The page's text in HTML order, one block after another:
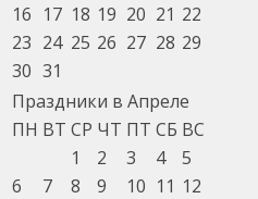
16 17 18 19 20 21 22
23 24 25 26 27 28 29
30 31
Праздники в Апреле
ПН ВТ СР ЧТ ПТ СБ ВС
1
2 3 4
5
6
7 8 9 10 11 12